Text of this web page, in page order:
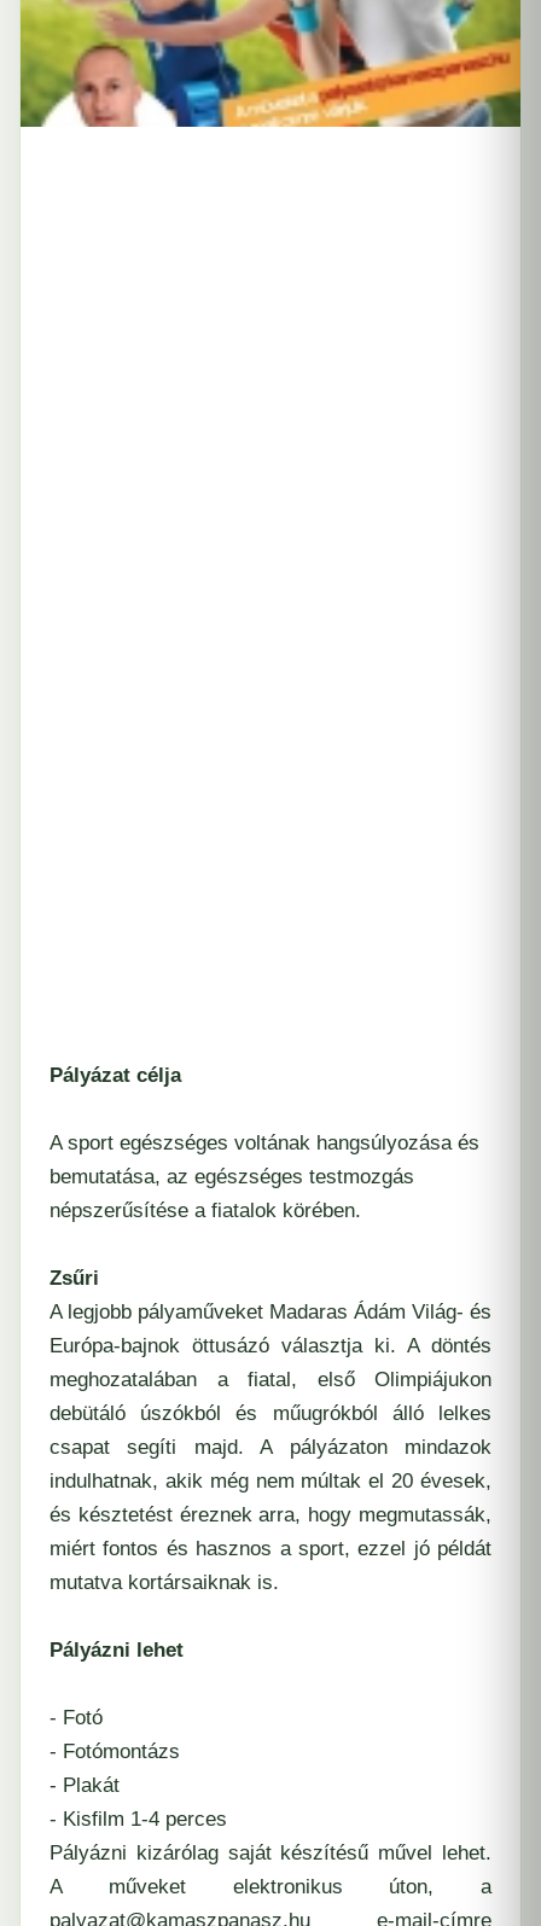
Pályázat célja
A sport egészséges voltának hangsúlyozása és
bemutatása, az egészséges testmozgás
népszerűsítése a fiatalok körében.
Zsűri
A legjobb pályaműveket Madaras Ádám Világ- és
Európa-bajnok öttusázó választja ki. A döntés
meghozatalában a fiatal, első Olimpiájukon
debütáló úszókból és műugrókból álló lelkes
csapat segíti majd. A pályázaton mindazok
indulhatnak, akik még nem múltak el 20 évesek,
és késztetést éreznek arra, hogy megmutassák,
miért fontos és hasznos a sport, ezzel jó példát
mutatva kortársaiknak is.
Pályázni lehet
- Fotó
- Fotómontázs
- Plakát
- Kisfilm 1-4 perces
Pályázni kizárólag saját készítésű művel lehet.
A műveket elektronikus úton, a
palyazat@kamaszpanasz.hu e-mail-címre